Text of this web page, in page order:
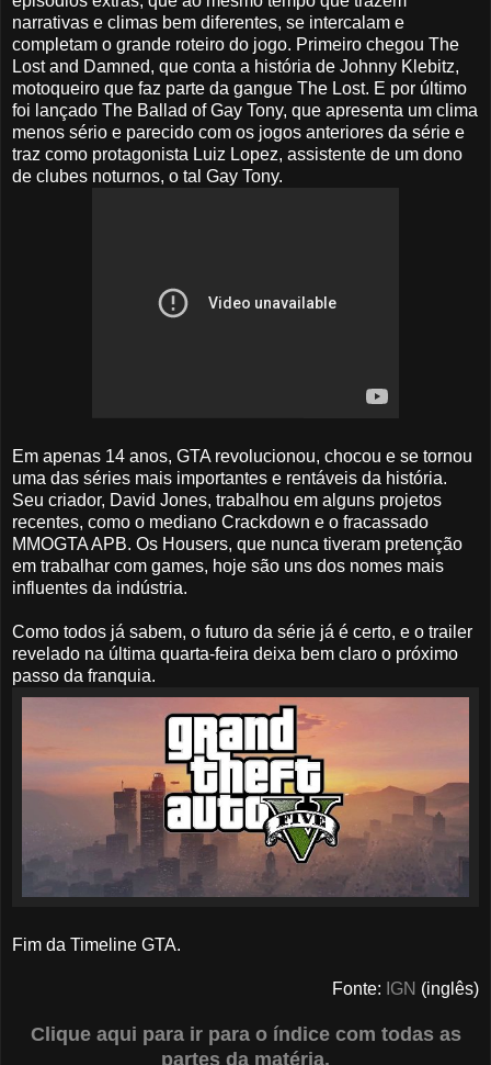
narrativas e climas bem diferentes, se intercalam e
completam o grande roteiro do jogo. Primeiro chegou The
Lost and Damned, que conta a história de Johnny Klebitz,
motoqueiro que faz parte da gangue The Lost. E por último
foi lançado The Ballad of Gay Tony, que apresenta um clima
menos sério e parecido com os jogos anteriores da série e
traz como protagonista Luiz Lopez, assistente de um dono
de clubes noturnos, o tal Gay Tony.
Em apenas 14 anos, GTA revolucionou, chocou e se tornou
uma das séries mais importantes e rentáveis da história.
Seu criador, David Jones, trabalhou em alguns projetos
recentes, como o mediano Crackdown e o fracassado
MMOGTA APB. Os Housers, que nunca tiveram pretenção
em trabalhar com games, hoje são uns dos nomes mais
influentes da indústria.
Como todos já sabem, o futuro da série já é certo, e o trailer
revelado na última quarta-feira deixa bem claro o próximo
passo da franquia.
Fim da Timeline GTA.
Fonte: IGN (inglês)
Clique aqui para ir para o índice com todas as
partes da matéria.